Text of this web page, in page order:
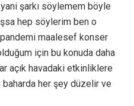
şarkı söylemem böyle
hep söylerim ben o
pandemi maalesef konser
için bu konuda daha
açık havadaki etkinliklere
baharda her şey düzelir ve